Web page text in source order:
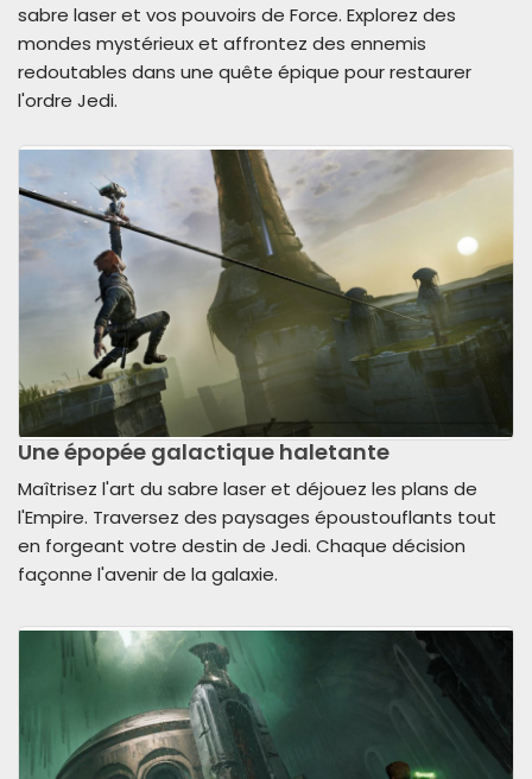
sabre laser et vos pouvoirs de Force. Explorez des
mondes mystérieux et affrontez des ennemis
redoutables dans une quête épique pour restaurer
l'ordre Jedi.
Une épopée galactique haletante
Maîtrisez l'art du sabre laser et déjouez les plans de
l'Empire. Traversez des paysages époustouflants tout
en forgeant votre destin de Jedi. Chaque décision
façonne l'avenir de la galaxie.